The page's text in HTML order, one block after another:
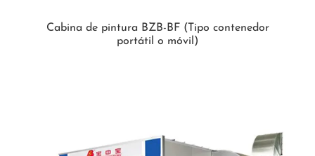
Cabina de pintura BZB-BF (Tipo contenedor
portátil o móvil)